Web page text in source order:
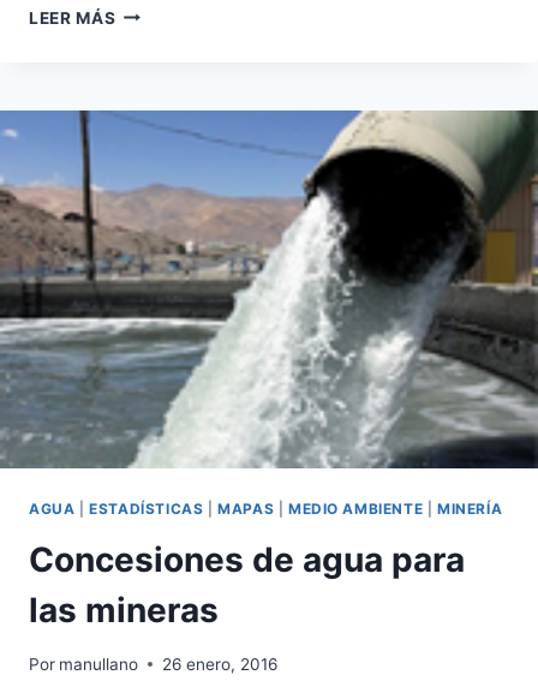
LEER MÁS DUCTOS,
LOS
HIDROCARBUROS
MÉXICO?
AGUA |ESTADÍSTICAS |MAPAS MEDIO AMBIENTE |MINERÍA
Concesiones de agua para
las mineras
Por manullano 26 enero, 2016